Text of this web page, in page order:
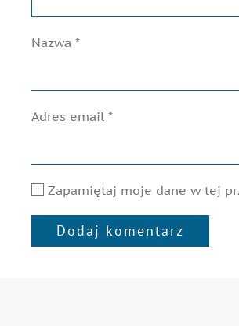
Nazwa *
Adres email *
Zapamiętaj moje dane w tej
Dodaj komentarz